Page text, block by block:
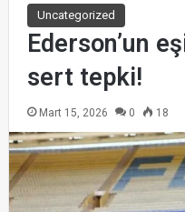
Uncategorized
Ederson’un
sert tepki!
Mart 15, 2026 0 18